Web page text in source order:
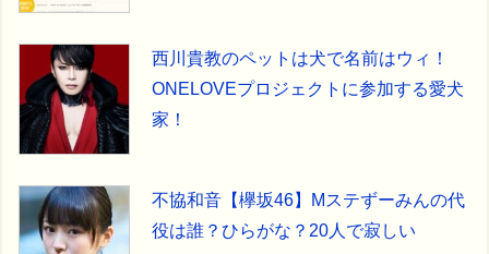
西川貴教のペットは犬で名前はウィ！
ONELOVEプロジェクトに参加する愛犬
家！
不協和音【欅坂46】Mステずーみんの代
役は誰？ひらがな？20人で寂しい